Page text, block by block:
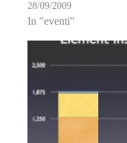
sindrome da
28/09/2009
In "eventi"